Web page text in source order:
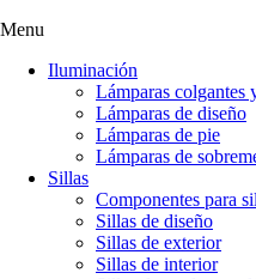
Menu
Iluminación
Lámparas colgantes
Lámparas de diseño
Lámparas de pie
Lámparas de
Sillas
Componentes para
Sillas de diseño
Sillas de exterior
Sillas de interior